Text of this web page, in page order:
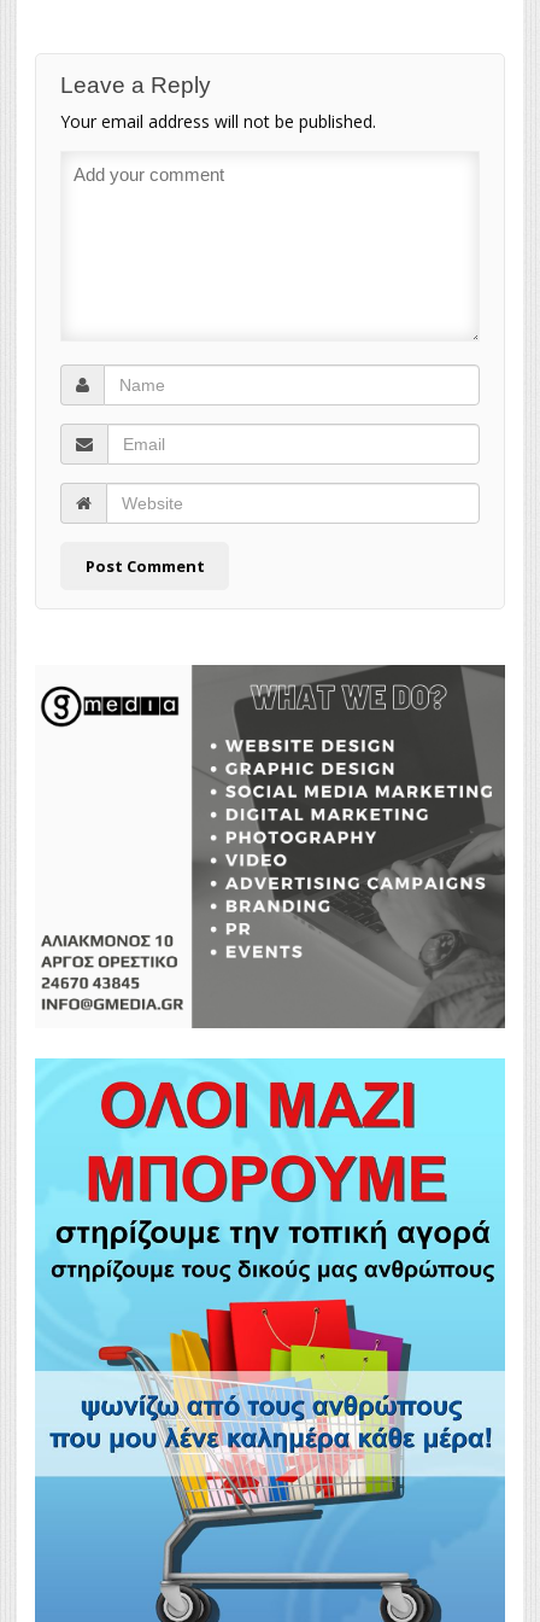
Leave a Reply
Your email address will not be published.